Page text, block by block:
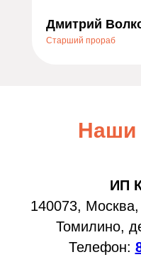
экстренному
Порадовало
Дмитрий
Старший прораб
Наши
ИП
140073,
Томилино,
Телефон: